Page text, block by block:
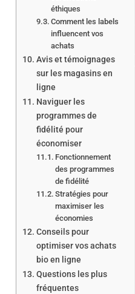
éthiques
Comment les labels
influencent vos
achats
Avis et témoignages
sur les magasins en
ligne
Naviguer les
programmes de
fidélité pour
économiser
Fonctionnement
des programmes
de fidélité
Stratégies pour
maximiser les
économies
Conseils pour
optimiser vos achats
bio en ligne
Questions les plus
fréquentes